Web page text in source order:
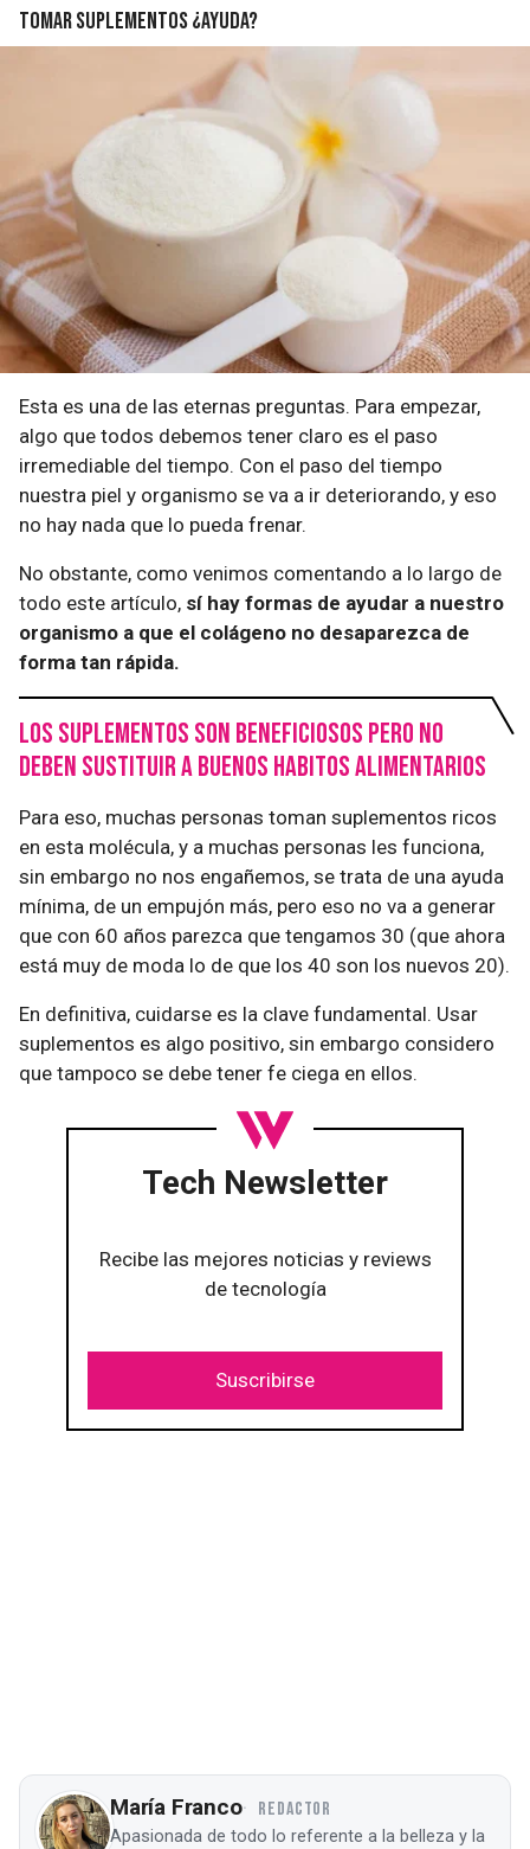
Tomar suplementos ¿Ayuda?
Esta es una de las eternas preguntas. Para empezar,
algo que todos debemos tener claro es el paso
irremediable del tiempo. Con el paso del tiempo
nuestra piel y organismo se va a ir deteriorando, y eso
no hay nada que lo pueda frenar.
No obstante, como venimos comentando a lo largo de
todo este artículo, sí hay formas de ayudar a nuestro
organismo a que el colágeno no desaparezca de
forma tan rápida.
Los suplementos son beneficiosos pero no
deben sustituir a buenos habitos alimentarios
Para eso, muchas personas toman suplementos ricos
en esta molécula, y a muchas personas les funciona,
sin embargo no nos engañemos, se trata de una ayuda
mínima, de un empujón más, pero eso no va a generar
que con 60 años parezca que tengamos 30 (que ahora
está muy de moda lo de que los 40 son los nuevos 20).
En definitiva, cuidarse es la clave fundamental. Usar
suplementos es algo positivo, sin embargo considero
que tampoco se debe tener fe ciega en ellos.
Tech Newsletter
Recibe las mejores noticias y reviews
de tecnología
Suscribirse
María Franco REDACTOR
Apasionada de todo lo referente a la belleza y la